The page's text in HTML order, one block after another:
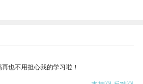
也不用担心我的学习啦！